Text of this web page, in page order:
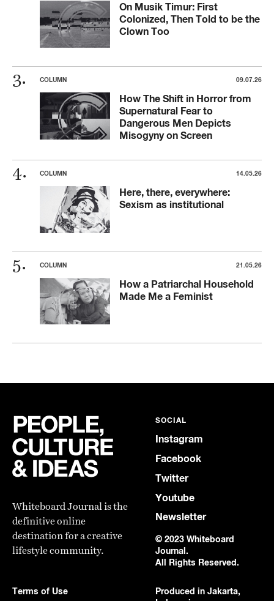
On Musik Timur: First
Colonized, Then Told to be the
Clown Too
COLUMN 09.07.26
How The Shift in Horror from
Supernatural Fear to
Dangerous Men Depicts
Misogyny on Screen
COLUMN 14.05.26
Here, there, everywhere:
Sexism as institutional
COLUMN 21.05.26
How a Patriarchal Household
Made Me a Feminist
Whiteboard Journal is the
definitive online
destination for a creative
lifestyle community.
SOCIAL
Instagram
Facebook
Twitter
Youtube
Newsletter
© 2023 Whiteboard
Journal.
All Rights Reserved.
Terms of Use
Produced in Jakarta,